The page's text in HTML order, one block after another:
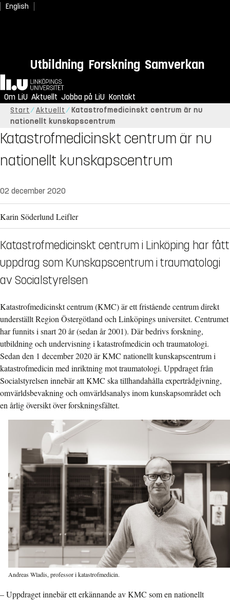
English
Utbildning Forskning Samverkan
Hem
Om LiU Aktuellt Jobba på LiU Kontakt
Start Aktuellt
Katastrofmedicinskt centrum är nu
nationellt kunskapscentrum
Katastrofmedicinskt centrum är nu
nationellt kunskapscentrum
02 december 2020
Karin Söderlund Leifler
Katastrofmedicinskt centrum i Linköping har fått
uppdrag som Kunskapscentrum i traumatologi
av Socialstyrelsen
Katastrofmedicinskt centrum (KMC) är ett fristående centrum direkt
underställt Region Östergötland och Linköpings universitet. Centrumet
har funnits i snart 20 år (sedan år 2001). Där bedrivs forskning,
utbildning och undervisning i katastrofmedicin och traumatologi.
Sedan den 1 december 2020 är KMC nationellt kunskapscentrum i
katastrofmedicin med inriktning mot traumatologi. Uppdraget från
Socialstyrelsen innebär att KMC ska tillhandahålla expertrådgivning,
omvärldsbevakning och omvärldsanalys inom kunskapsområdet och
en årlig översikt över forskningsfältet.
Andreas Wladis, professor i katastrofmedicin.
– Uppdraget innebär ett erkännande av KMC som en nationellt